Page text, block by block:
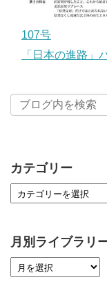
107号
「日本の進路」
カテゴリー
月別ライブラリ